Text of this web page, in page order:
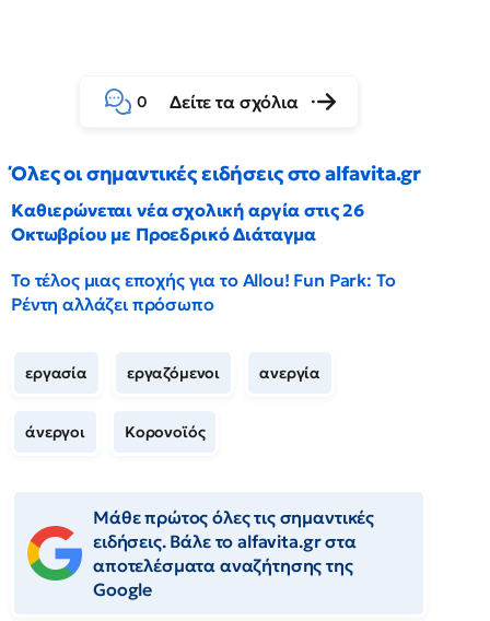
0 Δείτε τα σχόλια
Όλες οι σημαντικές ειδήσεις στο alfavita.gr
Καθιερώνεται νέα σχολική αργία στις 26
Οκτωβρίου με Προεδρικό Διάταγμα
Το τέλος μιας εποχής για το Allou! Fun Park: Το
Ρέντη αλλάζει πρόσωπο
εργασία εργαζόμενοι ανεργία
άνεργοι Κορονοϊός
Μάθε πρώτος όλες τις σημαντικές
ειδήσεις. Βάλε το alfavita.gr στα
αποτελέσματα αναζήτησης της
Google